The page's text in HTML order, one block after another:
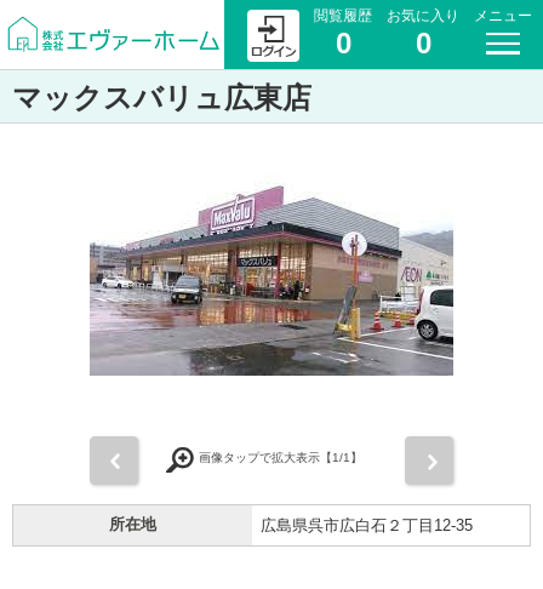
閲覧履歴
0
お気に入り
0
メニュー
マックスバリュ広東店
画像タップで拡大表示【1/1】
所在地 広島県呉市広白石２丁目12-35